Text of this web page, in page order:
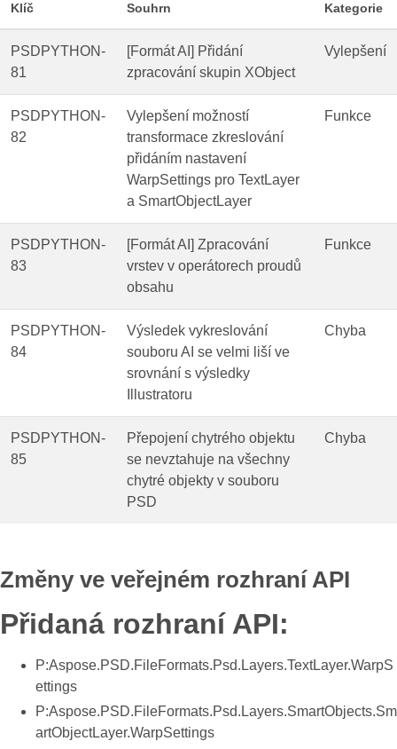
Klíč Souhrn Kategorie
PSDPYTHON-
81
[Formát AI] Přidání
zpracování skupin XObject
Vylepšení
PSDPYTHON-
82
Vylepšení možností
transformace zkreslování
přidáním nastavení
WarpSettings pro TextLayer
a SmartObjectLayer
Funkce
PSDPYTHON-
83
[Formát AI] Zpracování
vrstev v operátorech proudů
obsahu
Funkce
PSDPYTHON-
84
Výsledek vykreslování
souboru AI se velmi liší ve
srovnání s výsledky
Illustratoru
Chyba
PSDPYTHON-
85
Přepojení chytrého objektu
se nevztahuje na všechny
chytré objekty v souboru
PSD
Chyba
Změny ve veřejném rozhraní API
Přidaná rozhraní API:
P:Aspose.PSD.FileFormats.Psd.Layers.TextLayer.WarpS
ettings
P:Aspose.PSD.FileFormats.Psd.Layers.SmartObjects.Sm
artObjectLayer.WarpSettings